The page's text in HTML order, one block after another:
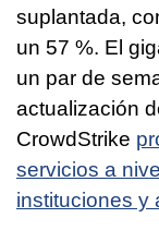
suplantada,
un 57 %. El
un par de
actualización
CrowdStrike
servicios a
instituciones y